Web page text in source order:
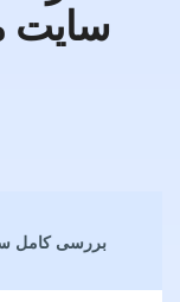
سایت
بررسی کامل